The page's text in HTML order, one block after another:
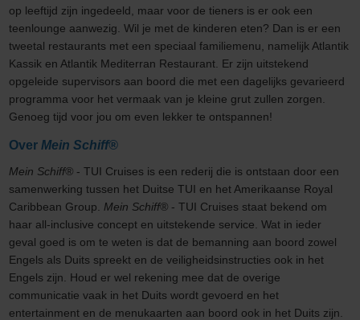
op leeftijd zijn ingedeeld, maar voor de tieners is er ook een
teenlounge aanwezig. Wil je met de kinderen eten? Dan is er een
tweetal restaurants met een speciaal familiemenu, namelijk Atlantik
Kassik en Atlantik Mediterran Restaurant. Er zijn uitstekend
opgeleide supervisors aan boord die met een dagelijks gevarieerd
programma voor het vermaak van je kleine grut zullen zorgen.
Genoeg tijd voor jou om even lekker te ontspannen!
OverMein Schiff®
Mein Schiff® - TUI Cruises is een rederij die is ontstaan door een
samenwerking tussen het Duitse TUI en het Amerikaanse Royal
Caribbean Group. Mein Schiff® - TUI Cruises staat bekend om
haar all-inclusive concept en uitstekende service. Wat in ieder
geval goed is om te weten is dat de bemanning aan boord zowel
Engels als Duits spreekt en de veiligheidsinstructies ook in het
Engels zijn. Houd er wel rekening mee dat de overige
communicatie vaak in het Duits wordt gevoerd en het
entertainment en de menukaarten aan boord ook in het Duits zijn.